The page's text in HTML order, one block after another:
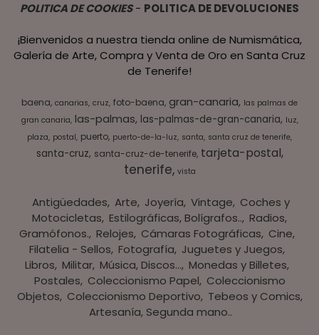
POLITICA DE COOKIES- POLITICA DE DEVOLUCIONES
¡Bienvenidos a nuestra tienda online de Numismática,
Galería de Arte, Compra y Venta de Oro en Santa Cruz
de Tenerife!
baena canarias cruz foto-baena gran-canaria las palmas de
gran canaria las-palmas las-palmas-de-gran-canaria luz
plaza postal puerto puerto-de-la-luz santa santa cruz de tenerife
santa-cruz santa-cruz-de-tenerife tarjeta-postal
tenerife vista
Antigüedades Arte Joyería Vintage Coches y
Motocicletas Estilográficas, Bolígrafos.. Radios,
Gramófonos. Relojes Cámaras Fotográficas Cine
Filatelia - Sellos Fotografía Juguetes y Juegos
Libros Militar Música, Discos... Monedas y Billetes
Postales Coleccionismo Papel Coleccionismo
Objetos Coleccionismo Deportivo Tebeos y Comics
Artesanía, Segunda mano..